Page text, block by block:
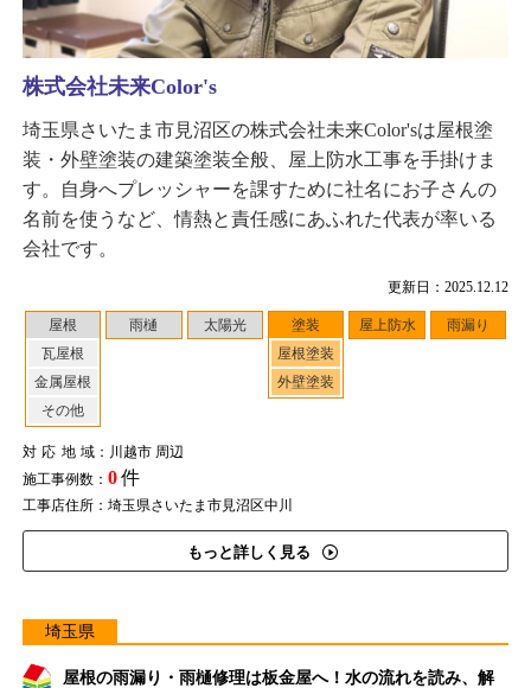
更新日：2025.12.12
屋根
瓦屋根
金属屋根
その他
雨樋 太陽光
塗装
屋根塗装
外壁塗装
屋上防水 雨漏り
対応地域：川越市 周辺
施工事例数： 0件
工事店住所：埼玉県さいたま市見沼区中川
もっと詳しく見る
株式会社未来Color's
埼玉県さいたま市見沼区の株式会社未来Color'sは屋根塗
装・外壁塗装の建築塗装全般、屋上防水工事を手掛けま
す。自身へプレッシャーを課すために社名にお子さんの
名前を使うなど、情熱と責任感にあふれた代表が率いる
会社です。
埼玉県
屋根の雨漏り・雨樋修理は板金屋へ！水の流れを読み、解